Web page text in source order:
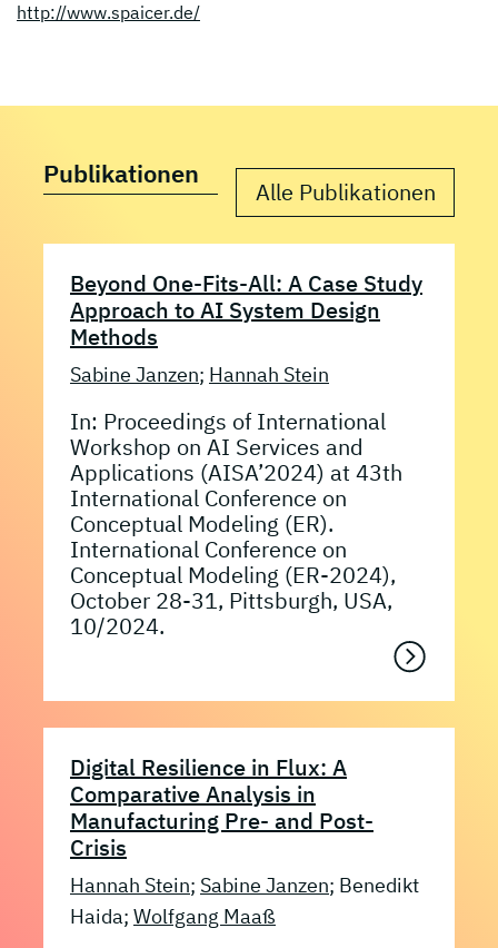
http://www.spaicer.de/
Publikationen
Alle Publikationen
Beyond One-Fits-All: A Case Study
Approach to AI System Design
Methods
Sabine Janzen; Hannah Stein
In: Proceedings of International
Workshop on AI Services and
Applications (AISA’2024) at 43th
International Conference on
Conceptual Modeling (ER).
International Conference on
Conceptual Modeling (ER-2024),
October 28-31, Pittsburgh, USA,
10/2024.
Digital Resilience in Flux: A
Comparative Analysis in
Manufacturing Pre- and Post-
Crisis
Hannah Stein; Sabine Janzen; Benedikt
Haida; Wolfgang Maaß